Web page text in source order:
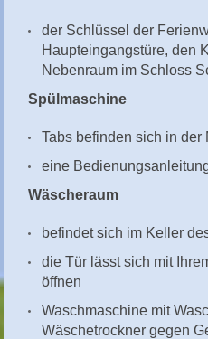
der Schlüssel der
Haupteingangstüre, den
Nebenraum im Schloss
Spülmaschine
Tabs befinden sich in
eine
Wäscheraum
befindet sich im Keller
die Tür lässt sich mit
öffnen
Waschmaschine mit
Wäschetrockner gegen